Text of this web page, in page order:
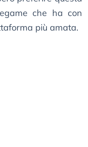
che ha con
più amata.